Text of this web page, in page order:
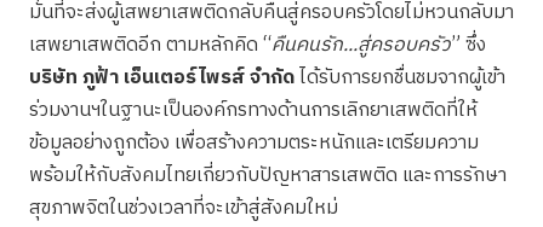
มั่นที่จะส่งผู้เสพยาเสพติดกลับคืนสู่ครอบครัวโดยไม่หวนกลับมา
เสพยาเสพติดอีก ตามหลักคิด “คืนคนรัก...สู่ครอบครัว” ซึ่ง
บริษัท ภูฟ้า เอ็นเตอร์ไพรส์ จำกัดได้รับการยกชื่นชมจากผู้เข้า
ร่วมงานฯในฐานะเป็นองค์กรทางด้านการเลิกยาเสพติดที่ให้
ข้อมูลอย่างถูกต้อง เพื่อสร้างความตระหนักและเตรียมความ
พร้อมให้กับสังคมไทยเกี่ยวกับปัญหาสารเสพติด และการรักษา
สุขภาพจิตในช่วงเวลาที่จะเข้าสู่สังคมใหม่